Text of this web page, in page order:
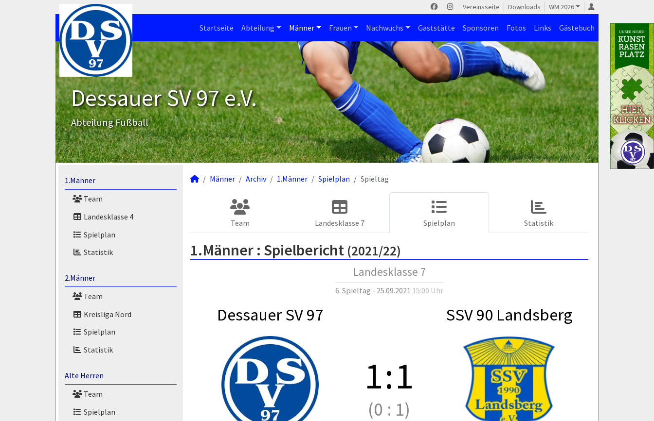
Vereinsseite Downloads WM 2026
Startseite Abteilung Männer Frauen Nachwuchs Gaststätte Sponsoren Fotos Links Gästebuch
Dessauer SV 97 e.V.
Abteilung Fußball
1.Männer
Team
Landesklasse 4
Spielplan
Statistik
2.Männer
Team
Kreisliga Nord
Spielplan
Statistik
Alte Herren
Team
Spielplan
Männer Archiv 1.Männer Spielplan Spieltag
Team Landesklasse 7 Spielplan Statistik
1.Männer : Spielbericht (2021/22)
Landesklasse 7
6. Spieltag - 25.09.2021 15:00 Uhr
Dessauer SV 97 SSV 90 Landsberg
1:1
(0 : 1)